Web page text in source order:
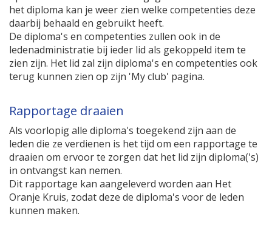
het diploma kan je weer zien welke competenties deze
daarbij behaald en gebruikt heeft.
De diploma's en competenties zullen ook in de
ledenadministratie bij ieder lid als gekoppeld item te
zien zijn. Het lid zal zijn diploma's en competenties ook
terug kunnen zien op zijn 'My club' pagina.
Rapportage draaien
Als voorlopig alle diploma's toegekend zijn aan de
leden die ze verdienen is het tijd om een rapportage te
draaien om ervoor te zorgen dat het lid zijn diploma('s)
in ontvangst kan nemen.
Dit rapportage kan aangeleverd worden aan Het
Oranje Kruis, zodat deze de diploma's voor de leden
kunnen maken.